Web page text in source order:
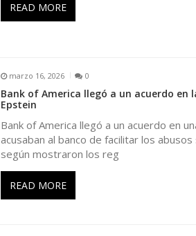
READ MORE
marzo 16, 2026 0
Bank of America llegó a un acuerdo en
Epstein
Bank of America llegó a un acuerdo en
acusaban al banco de facilitar los
según mostraron los reg
READ MORE